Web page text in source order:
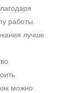
работы.
лучше
можно